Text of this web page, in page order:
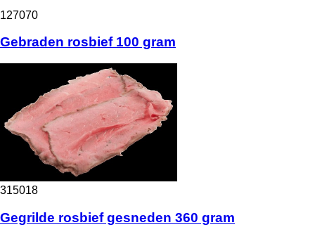
127070
Gebraden rosbief 100 gram
315018
Gegrilde rosbief gesneden 360 gram